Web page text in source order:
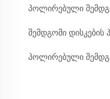
პოლირებული
შემდგომი
პოლირებული